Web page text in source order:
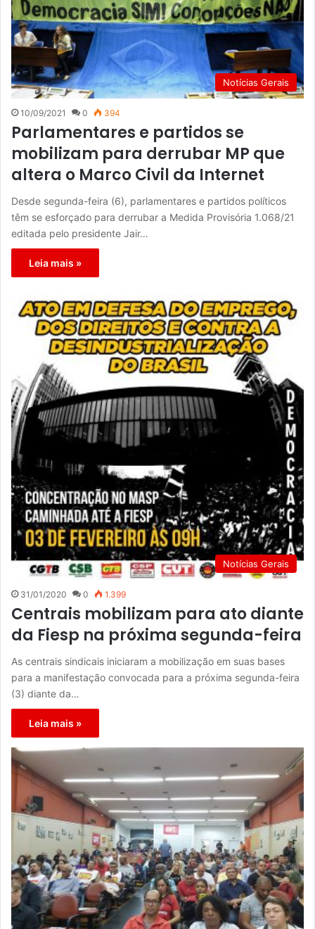
Notícias Gerais
10/09/2021 0 394
Parlamentares e partidos se
mobilizam para derrubar MP que
altera o Marco Civil da Internet
Desde segunda-feira (6), parlamentares e partidos políticos
têm se esforçado para derrubar a Medida Provisória 1.068/21
editada pelo presidente Jair…
Leia mais »
Notícias Gerais
31/01/2020 0 1.399
Centrais mobilizam para ato diante
da Fiesp na próxima segunda-feira
As centrais sindicais iniciaram a mobilização em suas bases
para a manifestação convocada para a próxima segunda-feira
(3) diante da…
Leia mais »